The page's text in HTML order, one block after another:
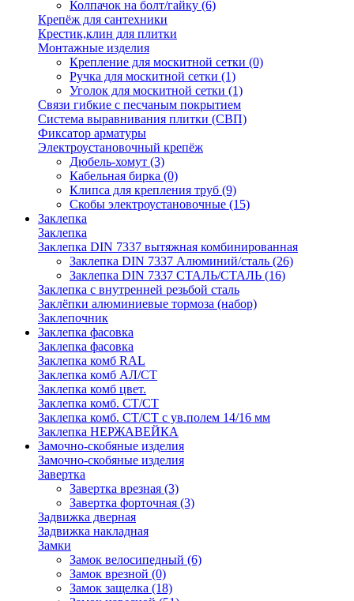
Колпачок на болт/гайку (6)
Крепёж для сантехники
Крестик,клин для плитки
Монтажные изделия
Крепление для москитной сетки (0)
Ручка для москитной сетки (1)
Уголок для москитной сетки (1)
Связи гибкие с песчаным покрытием
Система выравнивания плитки (СВП)
Фиксатор арматуры
Электроустановочный крепёж
Дюбель-хомут (3)
Кабельная бирка (0)
Клипса для крепления труб (9)
Скобы электроустановочные (15)
Заклепка
Заклепка
Заклепка DIN 7337 вытяжная комбинированная
Заклепка DIN 7337 Алюминий/сталь (26)
Заклепка DIN 7337 СТАЛЬ/СТАЛЬ (16)
Заклепка с внутренней резьбой сталь
Заклёпки алюминиевые тормоза (набор)
Заклепочник
Заклепка фасовка
Заклепка фасовка
Заклепка комб RAL
Заклепка комб АЛ/СТ
Заклепка комб цвет.
Заклепка комб. СТ/СТ
Заклепка комб. СТ/СТ с ув.полем 14/16 мм
Заклепка НЕРЖАВЕЙКА
Замочно-скобяные изделия
Замочно-скобяные изделия
Завертка
Завертка врезная (3)
Завертка форточная (3)
Задвижка дверная
Задвижка накладная
Замки
Замок велосипедный (6)
Замок врезной (0)
Замок защелка (18)